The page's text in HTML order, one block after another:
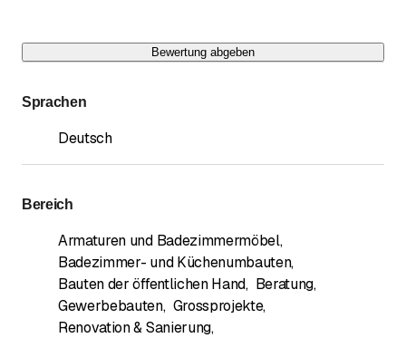
Bewertung abgeben
Sprachen
Deutsch
Bereich
Armaturen und Badezimmermöbel,
Badezimmer- und Küchenumbauten,
Bauten der öffentlichen Hand, Beratung,
Gewerbebauten, Grossprojekte,
Renovation & Sanierung,